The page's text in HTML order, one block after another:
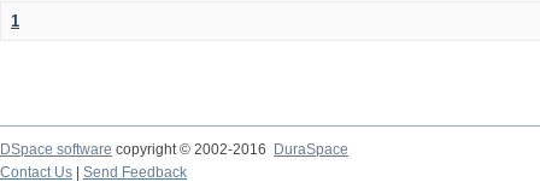
1
DSpace software copyright © 2002-2016
DuraSpace
Contact Us
Send Feedback